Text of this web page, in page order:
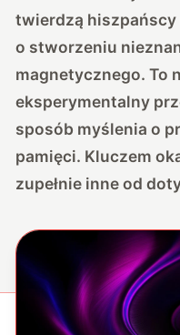
twierdzą
o stworzeniu
magnetycznego. To
eksperymentalny
sposób myślenia o
pamięci. Kluczem
zupełnie inne od